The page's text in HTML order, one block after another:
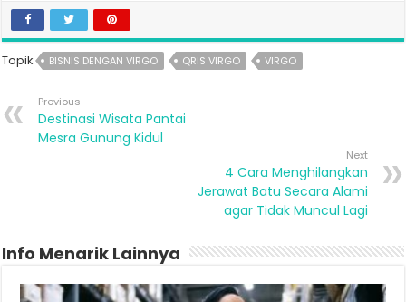
Topik BISNIS DENGAN VIRGO QRIS VIRGO VIRGO
Previous
Destinasi Wisata Pantai
Mesra Gunung Kidul
Next
4 Cara Menghilangkan
Jerawat Batu Secara Alami
agar Tidak Muncul Lagi
Info Menarik Lainnya